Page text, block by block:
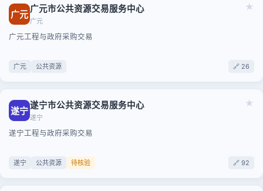
★
广元 广元市公共资源交易服务中心
广元
广元工程与政府采购交易
广元 公共资源 🔗 26
★
遂宁遂宁市公共资源交易服务中心
遂宁
遂宁工程与政府采购交易
遂宁 公共资源 待核验 🔗 92